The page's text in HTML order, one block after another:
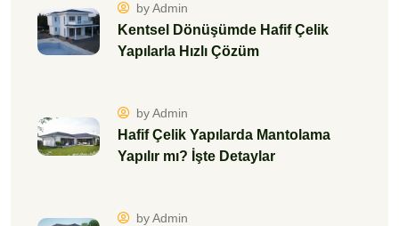
by Admin
Kentsel Dönüşümde Hafif Çelik
Yapılarla Hızlı Çözüm
by Admin
Hafif Çelik Yapılarda Mantolama
Yapılır mı? İşte Detaylar
by Admin